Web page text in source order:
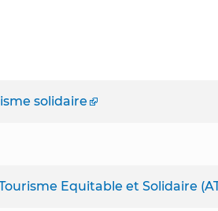
solidaire
Equitable et Solidaire